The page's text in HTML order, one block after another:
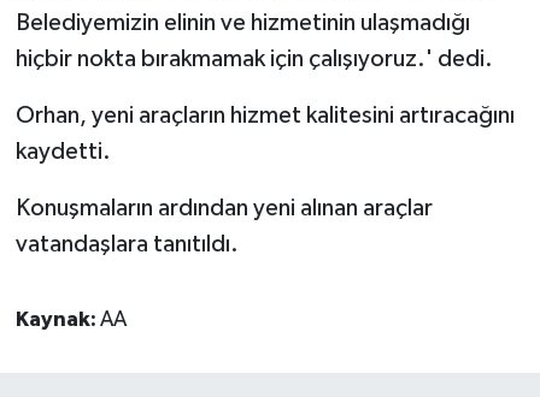
Belediyemizin elinin ve hizmetinin ulaşmadığı
hiçbir nokta bırakmamak için çalışıyoruz.' dedi.
Orhan, yeni araçların hizmet kalitesini artıracağını
kaydetti.
Konuşmaların ardından yeni alınan araçlar
vatandaşlara tanıtıldı.
Kaynak: AA